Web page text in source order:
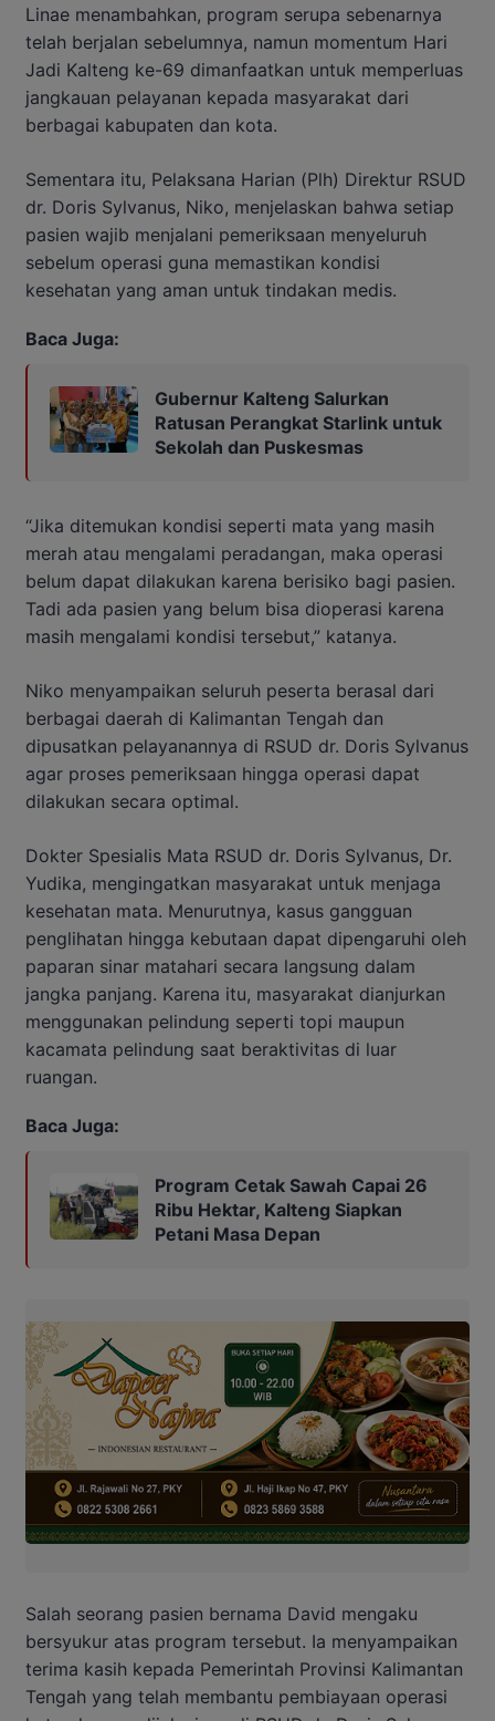
Linae menambahkan, program serupa sebenarnya
telah berjalan sebelumnya, namun momentum Hari
Jadi Kalteng ke-69 dimanfaatkan untuk memperluas
jangkauan pelayanan kepada masyarakat dari
berbagai kabupaten dan kota.
Sementara itu, Pelaksana Harian (Plh) Direktur RSUD
dr. Doris Sylvanus, Niko, menjelaskan bahwa setiap
pasien wajib menjalani pemeriksaan menyeluruh
sebelum operasi guna memastikan kondisi
kesehatan yang aman untuk tindakan medis.
Baca Juga:
Gubernur Kalteng Salurkan
Ratusan Perangkat Starlink untuk
Sekolah dan Puskesmas
“Jika ditemukan kondisi seperti mata yang masih
merah atau mengalami peradangan, maka operasi
belum dapat dilakukan karena berisiko bagi pasien.
Tadi ada pasien yang belum bisa dioperasi karena
masih mengalami kondisi tersebut,” katanya.
Niko menyampaikan seluruh peserta berasal dari
berbagai daerah di Kalimantan Tengah dan
dipusatkan pelayanannya di RSUD dr. Doris Sylvanus
agar proses pemeriksaan hingga operasi dapat
dilakukan secara optimal.
Dokter Spesialis Mata RSUD dr. Doris Sylvanus, Dr.
Yudika, mengingatkan masyarakat untuk menjaga
kesehatan mata. Menurutnya, kasus gangguan
penglihatan hingga kebutaan dapat dipengaruhi oleh
paparan sinar matahari secara langsung dalam
jangka panjang. Karena itu, masyarakat dianjurkan
menggunakan pelindung seperti topi maupun
kacamata pelindung saat beraktivitas di luar
ruangan.
Baca Juga:
Program Cetak Sawah Capai 26
Ribu Hektar, Kalteng Siapkan
Petani Masa Depan
Salah seorang pasien bernama David mengaku
bersyukur atas program tersebut. Ia menyampaikan
terima kasih kepada Pemerintah Provinsi Kalimantan
Tengah yang telah membantu pembiayaan operasi